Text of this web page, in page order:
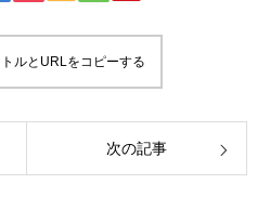
ルとURLをコピーする
次の記事